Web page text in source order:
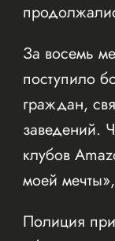
За восемь
поступило
граждан,
заведений.
клубов
моей
Полиция